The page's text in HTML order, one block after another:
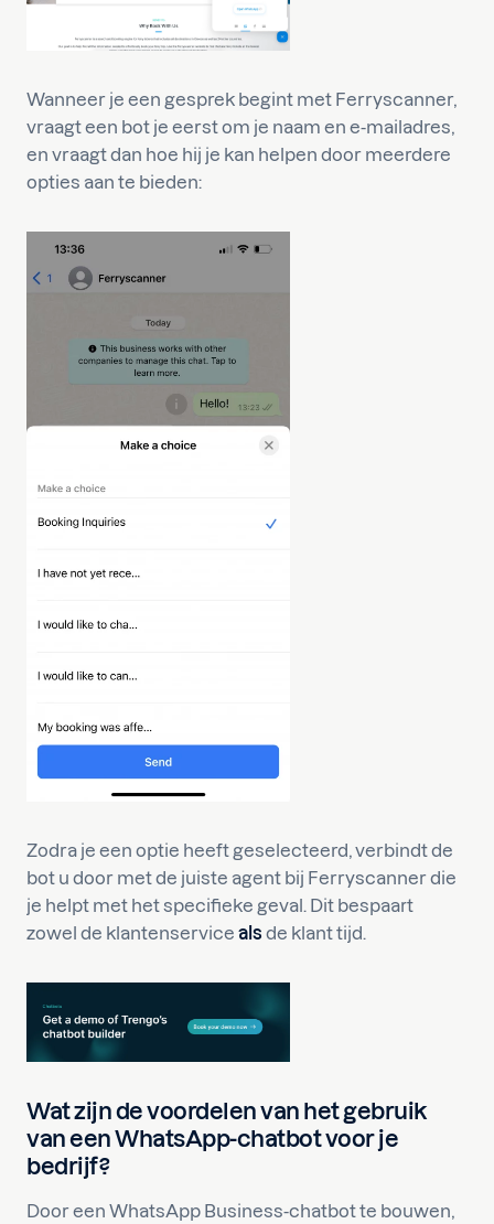
Wanneer je een gesprek begint met Ferryscanner,
vraagt een bot je eerst om je naam en e-mailadres,
en vraagt dan hoe hij je kan helpen door meerdere
opties aan te bieden:
Zodra je een optie heeft geselecteerd, verbindt de
bot u door met de juiste agent bij Ferryscanner die
je helpt met het specifieke geval. Dit bespaart
zowel de klantenservice als de klant tijd.
Wat zijn de voordelen van het gebruik
van een WhatsApp-chatbot voor je
bedrijf?
Door een WhatsApp Business-chatbot te bouwen,